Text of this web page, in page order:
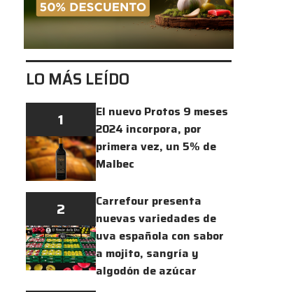
LO MÁS LEÍDO
1
El nuevo Protos 9 meses
2024 incorpora, por
primera vez, un 5% de
Malbec
2
Carrefour presenta
nuevas variedades de
uva española con sabor
a mojito, sangría y
algodón de azúcar